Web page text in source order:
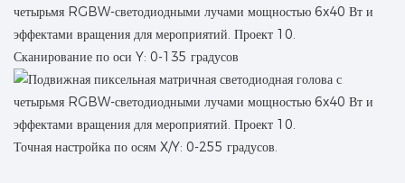
Сканирование по оси Y: 0-135 градусов
Точная настройка по осям X/Y: 0-255 градусов.